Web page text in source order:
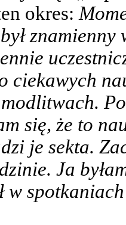
okres:
znamienny
ciekawych
modlitwach.
się, że to
je sekta.
Ja
w